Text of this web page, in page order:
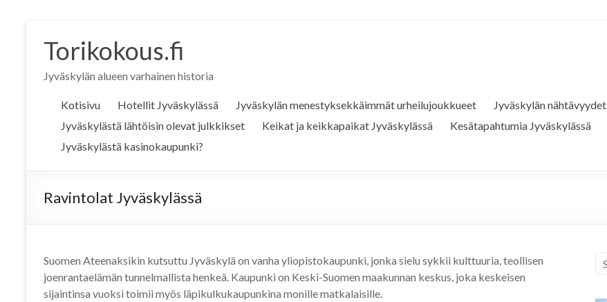
Torikokous.fi
Jyväskylän alueen varhainen historia
Kotisivu Hotellit Jyväskylässä Jyväskylän menestyksekkäimmät urheilujoukkueet Jyväskylän nähtävyydet
Jyväskylästä lähtöisin olevat julkkikset
Keikat ja keikkapaikat Jyväskylässä Kesätapahtumia Jyväskylässä
Jyväskylästä kasinokaupunki?
Ravintolat Jyväskylässä
Suomen Ateenaksikin kutsuttu Jyväskylä on vanha yliopistokaupunki, jonka sielu sykkii kulttuuria, teollisen
joenrantaelämän tunnelmallista henkeä. Kaupunki on Keski-Suomen maakunnan keskus, joka keskeisen
sijaintinsa vuoksi toimii myös läpikulkukaupunkina monille matkalaisille.